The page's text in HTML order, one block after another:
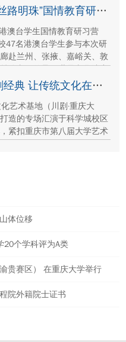
及来华留学生代表共同参重庆大学举办港澳台学生“丝路明珠”国情教育研习营
澳台学生国情教育研习营
47名港澳台学生参与本次研
赴兰州、张掖、嘉峪关、敦
路文明传承、世界文化遗产
设成就与发展路径。
重大青年学子倾情演绎川剧经典 让传统文化在校园“活”起来
艺术基地（川剧·重庆大
造的专场汇演于科学城校区
紧扣重庆市第八届大学艺术
体位移
20个学科评为A类
贵赛区） 在重庆大学举行
院外籍院士证书